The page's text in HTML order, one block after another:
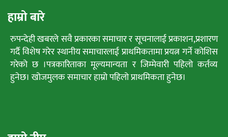
हाम्रो बारे
रुपन्देही खबरले सवै प्रकारका समाचार र सूचनालाई प्रकाशन,प्रशारण
गर्दै विशेष गरेर स्थानीय समाचारलाई प्राथमिकतामा प्रयत्न गर्ने कोशिस
गरेको छ ।पत्रकारिताका मूल्यमान्यता र जिम्मेवारी पहिलो कर्तव्य
हुनेछ। खोजमुलक समाचार हाम्रो पहिलो प्राथमिकता हुनेछ।